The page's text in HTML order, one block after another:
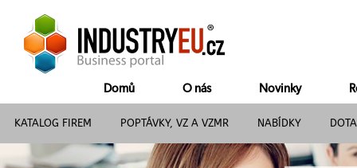
Domů O nás Novinky
KATALOG FIREM POPTÁVKY, VZ A VZMR NABÍDKY